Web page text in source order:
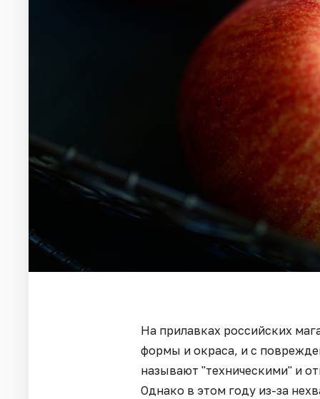
На прилавках российских
формы и окраса, и с
называют "техническими" и
Однако в этом году из-за